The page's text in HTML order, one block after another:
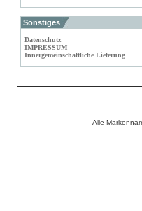
Sonstiges
Datenschutz
IMPRESSUM
Innergemeinschaftliche Lieferung
Alle